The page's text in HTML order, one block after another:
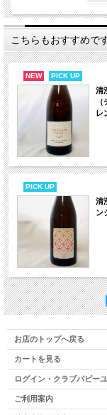
テクニカルノート
全房でメンブレンプレス
で約 10 日間の醸し発酵
優しく、中盤はしっかり
が沈み始めたころにメン
テンレスタンクに澱引き・
山形県置賜産デラウェア>
私たちが毎年使わせても
デラウェアにワイン用ブ
山形、異なる２産地のデ
を見て味わうと、同じデ
ウェアと特徴が異なるの
デラウェア：キャンベル
に 20ppm、袋詰め前に
原料：デラウェア、キャ
酸化防止剤(亜硫酸塩)使用
内容量：3000 ml
サイズ：幅 10cm×奥行
総酸度：6.1 g/L 総亜硫酸
こちらもおすすめです
NEW PICK UP
清
レ
PICK UP
清
ン
お店のトップへ戻る
カートを見る
ログイン・クラブパピー
ご利用案内